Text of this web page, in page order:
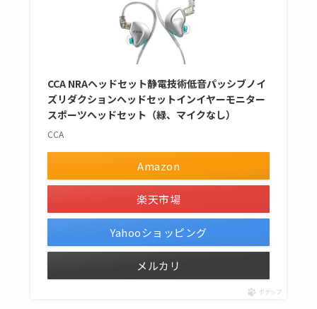
CCA NRAヘッドセット静電技術低音パッシブノイ
ズリダクションヘッドセットインイヤーモニター
スポーツヘッドセット（緑、マイクなし）
CCA
Amazon
楽天市場
Yahooショッピング
メルカリ
ポチップ